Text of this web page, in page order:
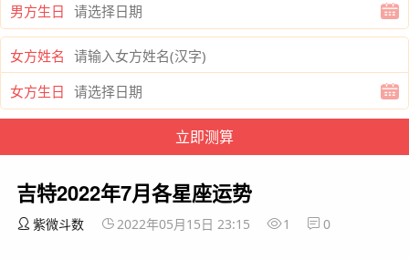
男方生日
女方姓名
女方生日
吉特2022年7月各星座运势
紫微斗数 2022年05月15日 23:15 1 0